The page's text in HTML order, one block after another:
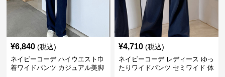
¥6,840 (税込)
ネイビーコーデ ハイウエスト巾
着ワイドパンツ カジュアル美脚
¥4,710 (税込)
ネイビーコーデ レディース ゆっ
たりワイドパンツ セミワイド 体